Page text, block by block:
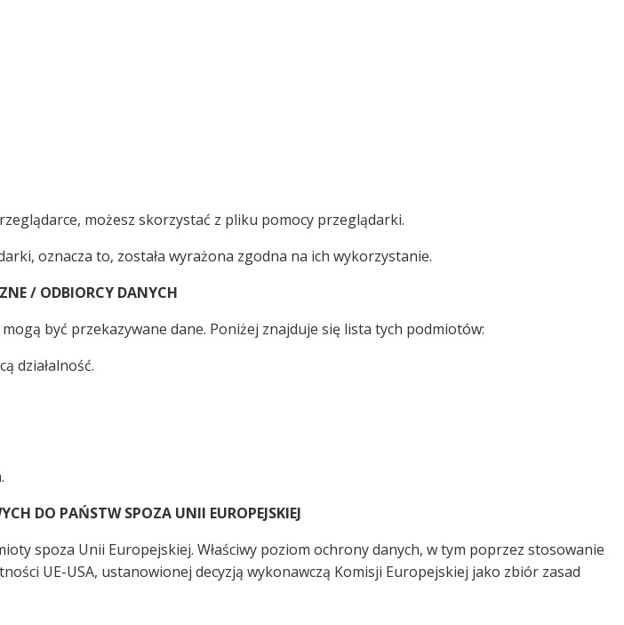
możesz skorzystać z pliku pomocy przeglądarki.
oznacza to, została wyrażona zgodna na ich wykorzystanie.
/ ODBIORCY DANYCH
być przekazywane dane. Poniżej znajduje się lista tych podmiotów:
działalność.
DO PAŃSTW SPOZA UNII EUROPEJSKIEJ
spoza Unii Europejskiej. Właściwy poziom ochrony danych, w tym poprzez stosowanie
UE-USA, ustanowionej decyzją wykonawczą Komisji Europejskiej jako zbiór zasad